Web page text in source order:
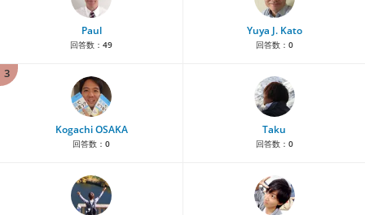
Paul
回答数： 49
Yuya J. Kato
回答数： 0
3
Kogachi OSAKA
回答数： 0
Taku
回答数： 0